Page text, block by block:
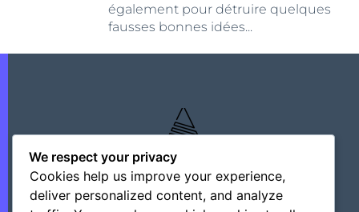
également pour détruire quelques
fausses bonnes idées...
We respect your privacy
Cookies help us improve your experience,
deliver personalized content, and analyze